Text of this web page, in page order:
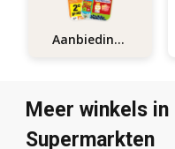
Aanbiedingen
Meer winkels
Supermarkten